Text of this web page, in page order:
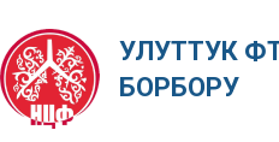
УЛУТТУК
БОРБОРУ